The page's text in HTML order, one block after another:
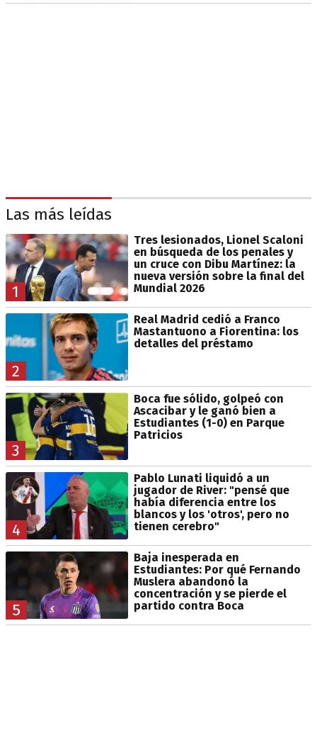
Las más leídas
1
Tres lesionados, Lionel Scaloni
en búsqueda de los penales y
un cruce con Dibu Martínez: la
nueva versión sobre la final del
Mundial 2026
2
Real Madrid cedió a Franco
Mastantuono a Fiorentina: los
detalles del préstamo
3
Boca fue sólido, golpeó con
Ascacibar y le ganó bien a
Estudiantes (1-0) en Parque
Patricios
4
Pablo Lunati liquidó a un
jugador de River: "pensé que
había diferencia entre los
blancos y los 'otros', pero no
tienen cerebro"
5
Baja inesperada en
Estudiantes: Por qué Fernando
Muslera abandonó la
concentración y se pierde el
partido contra Boca